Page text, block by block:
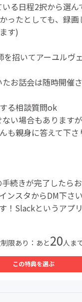
る日程2択から選ん
ったとしても、録
す)
招いてアーユルヴ
お話会は随時開催
る相談質問ok
い場合もあります
も親身に答えて下さ
続きが完了したら
ンスタからDM下さ
！Slackというアプ
限あり：あと20人ま
この特典を選ぶ